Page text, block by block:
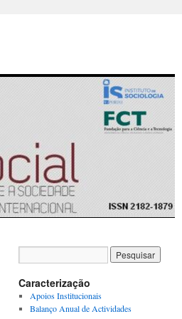
Caracterização
Apoios Institucionais
Balanço Anual de Actividades